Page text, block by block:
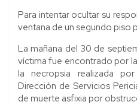
Para intentar ocultar su
ventana de un segundo piso
La mañana del 30 de
víctima fue encontrado por
la necropsia realizada
Dirección de Servicios
de muerte asfixia por